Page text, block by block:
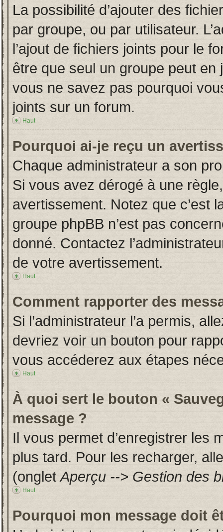
La possibilité d’ajouter des
par groupe, ou par utilisateur.
l’ajout de fichiers joints pour le
être que seul un groupe peut en
vous ne savez pas pourquoi
joints sur un forum.
Haut
Pourquoi ai-je reçu un
Chaque administrateur a son
Si vous avez dérogé à une
avertissement. Notez que c’est
groupe phpBB n’est pas
donné. Contactez
de votre avertissement.
Haut
Comment rapporter des
Si l’administrateur l’a permis,
devriez voir un bouton pour
vous accéderez aux étapes
Haut
À quoi sert le bouton «
message ?
Il vous permet d’enregistrer les
plus tard. Pour les recharger,
(ongletAperçu --> Gestion des
Haut
Pourquoi mon message doit